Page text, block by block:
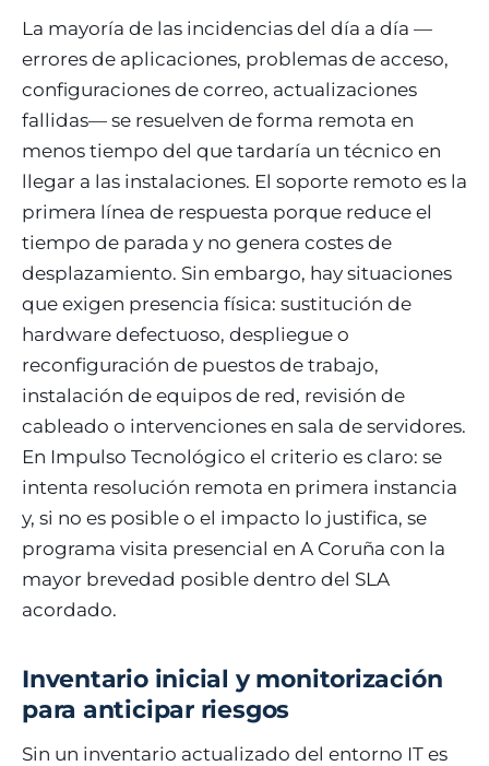
La mayoría de las incidencias del día a día —
errores de aplicaciones, problemas de acceso,
configuraciones de correo, actualizaciones
fallidas— se resuelven de forma remota en
menos tiempo del que tardaría un técnico en
llegar a las instalaciones. El soporte remoto es la
primera línea de respuesta porque reduce el
tiempo de parada y no genera costes de
desplazamiento. Sin embargo, hay situaciones
que exigen presencia física: sustitución de
hardware defectuoso, despliegue o
reconfiguración de puestos de trabajo,
instalación de equipos de red, revisión de
cableado o intervenciones en sala de servidores.
En Impulso Tecnológico el criterio es claro: se
intenta resolución remota en primera instancia
y, si no es posible o el impacto lo justifica, se
programa visita presencial en A Coruña con la
mayor brevedad posible dentro del SLA
acordado.
Inventario inicial y monitorización
para anticipar riesgos
Sin un inventario actualizado del entorno IT es